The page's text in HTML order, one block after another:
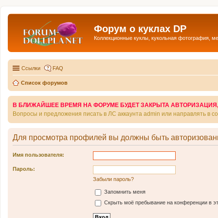
Форум о куклах DP
Коллекционные куклы, кукольная фотография,
Ссылки FAQ
Список форумов
В БЛИЖАЙШЕЕ ВРЕМЯ НА ФОРУМЕ БУДЕТ ЗАКРЫТА
Вопросы и предложения писать в ЛС аккаунта admin или направлять в
Для просмотра профилей вы должны быть
Имя пользователя:
Пароль:
Забыли пароль?
Запомнить меня
Скрыть моё пребывание на конференции в